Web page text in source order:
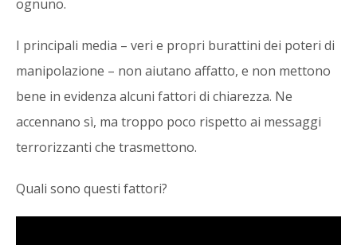
ognuno.
I principali media – veri e propri burattini dei poteri di
manipolazione – non aiutano affatto, e non mettono
bene in evidenza alcuni fattori di chiarezza. Ne
accennano sì, ma troppo poco rispetto ai messaggi
terrorizzanti che trasmettono.
Quali sono questi fattori?